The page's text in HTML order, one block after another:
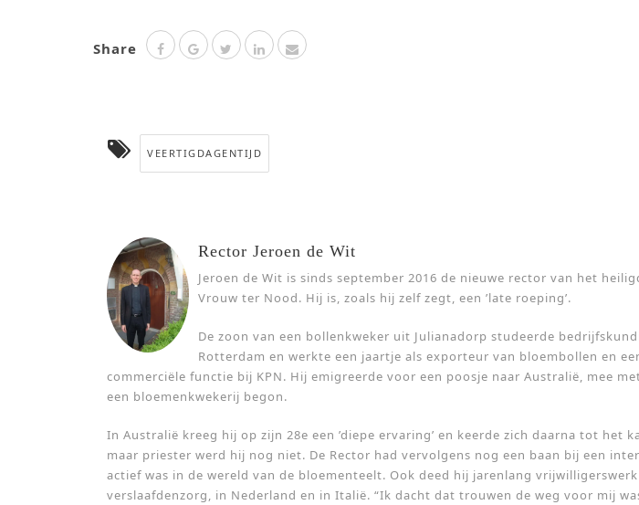
Share
VEERTIGDAGENTIJD
Rector Jeroen de Wit
Jeroen de Wit is sinds september 2016 de nieuwe rector van het
Vrouw ter Nood. Hij is, zoals hij zelf zegt, een ’late roeping’.
De zoon van een bollenkweker uit Julianadorp studeerde
Rotterdam en werkte een jaartje als exporteur van bloembollen en
commerciële functie bij KPN. Hij emigreerde voor een poosje naar Australië, mee
een bloemenkwekerij begon.
In Australië kreeg hij op zijn 28e een ’diepe ervaring’ en keerde zich daarna tot het
maar priester werd hij nog niet. De Rector had vervolgens nog een baan bij een
actief was in de wereld van de bloementeelt. Ook deed hij jarenlang
verslaafdenzorg, in Nederland en in Italië. “Ik dacht dat trouwen de weg voor mij